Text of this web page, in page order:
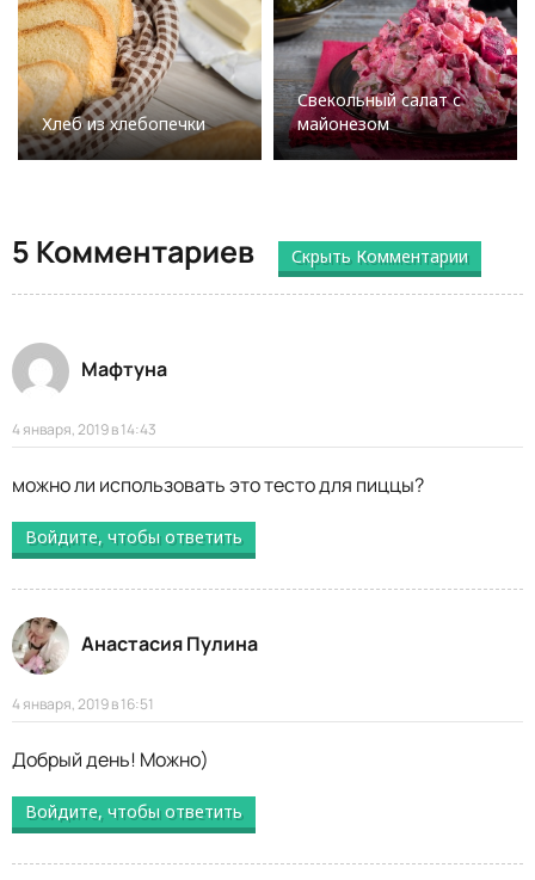
Хлеб из хлебопечки
Свекольный салат с
майонезом
5 Комментариев Скрыть Комментарии
Мафтуна
4 января, 2019 в 14:43
можно ли использовать это тесто для пиццы?
Войдите, чтобы ответить
Анастасия Пулина
4 января, 2019 в 16:51
Добрый день! Можно)
Войдите, чтобы ответить